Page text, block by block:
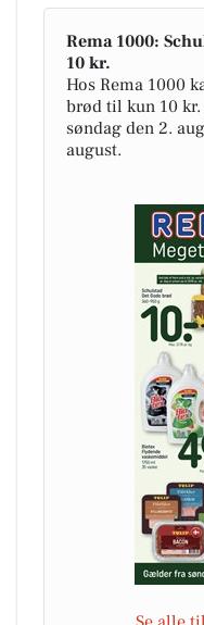
Rema 1000:
10 kr.
Hos Rema 1000
brød til kun 10
søndag den 2.
august.